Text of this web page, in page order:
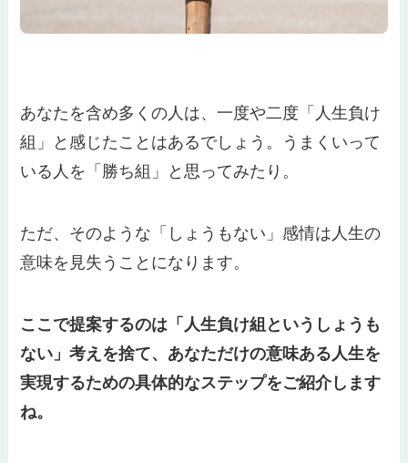
あなたを含め多くの人は、一度や二度「人生負け
組」と感じたことはあるでしょう。うまくいって
いる人を「勝ち組」と思ってみたり。
ただ、そのような「しょうもない」感情は人生の
意味を見失うことになります。
ここで提案するのは「人生負け組というしょうも
ない」考えを捨て、あなただけの意味ある人生を
実現するための具体的なステップをご紹介します
ね。